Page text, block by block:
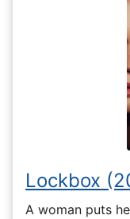
Lockbox
A woman puts